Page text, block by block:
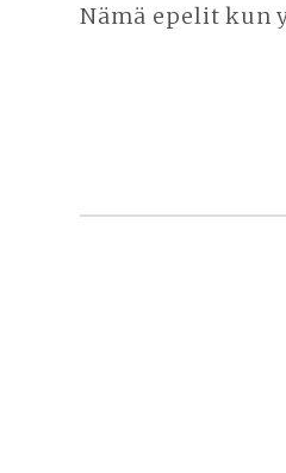
Nämä epelit kun